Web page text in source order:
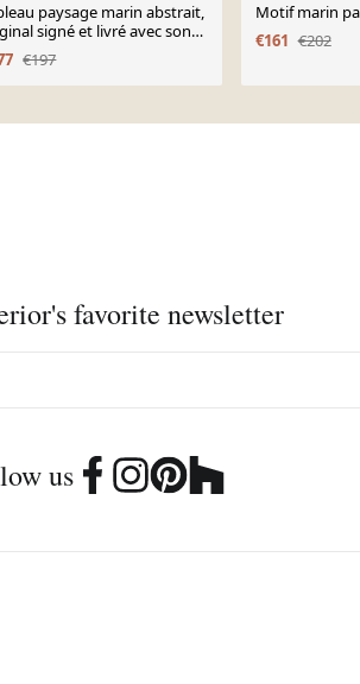
paysage marin abstrait,
signé et livré avec son
€197
Motif marin
€161 €202
favorite newsletter
us